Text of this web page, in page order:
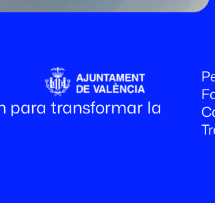
para transformar la